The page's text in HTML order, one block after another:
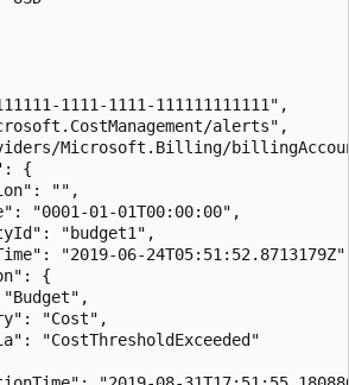
1111-1111-111111111111",
alerts",
Microsoft.Billing/
{
"",
"0001-01-01T00:00:00",
"budget1",
"2019-06-
{
"Cost",
"CostThresholdExceeded"